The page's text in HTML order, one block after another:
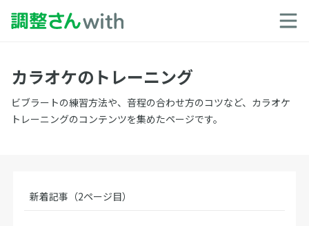
カラオケのトレーニング
ビブラートの練習方法や、音程の合わせ方のコツなど、カラオケ
トレーニングのコンテンツを集めたページです。
新着記事（2ページ目）